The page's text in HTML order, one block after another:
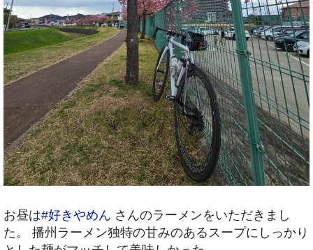
お昼は#好きやめん さんのラーメンをいただきまし
た。 播州ラーメン独特の甘みのあるスープにしっかり